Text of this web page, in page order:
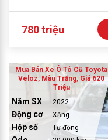
780 triệu
Mua Bán Xe Ô Tô Cũ Toyota
Veloz, Màu Trắng, Giá 620
Triệu
Năm SX 2022
Động cơ Xăng
Hộp số Tự động